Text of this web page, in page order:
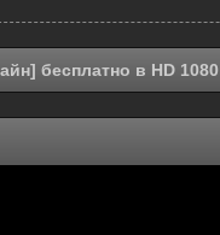
бесплатно в HD 1080